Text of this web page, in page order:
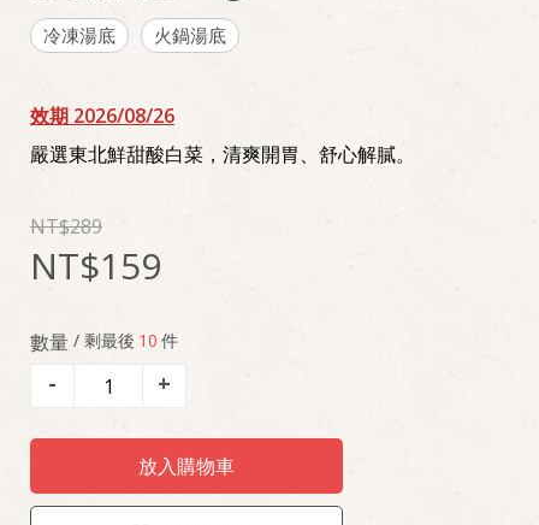
冷凍湯底 火鍋湯底
效期 2026/08/26
嚴選東北鮮甜酸白菜，清爽開胃、舒心解膩。
289
159
數量 / 剩最後 10 件
- +
放入購物車